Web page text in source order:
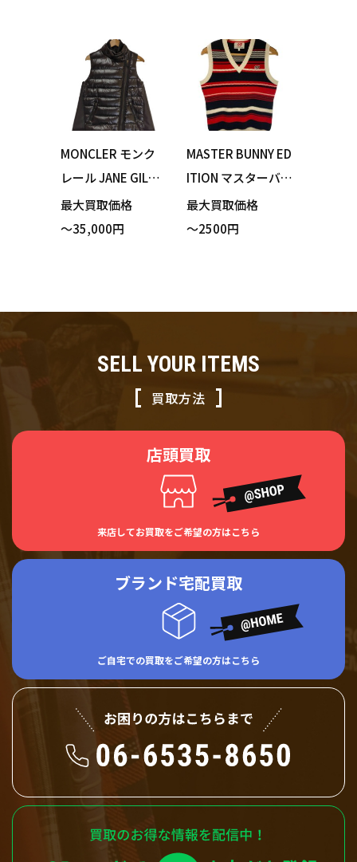
MONCLER モンク
レール JANE GILET
ダウンベスト ブラ
ック プリーツ サイ
最大買取価格
～35,000円
MASTER BUNNY ED
ITION マスターバニ
ーエディション 15
9-173346 ベスト
最大買取価格
～2500円
SELL YOUR ITEMS
買取方法
店頭買取
来店してお買取をご希望の方はこちら
ブランド宅配買取
ご自宅での買取をご希望の方はこちら